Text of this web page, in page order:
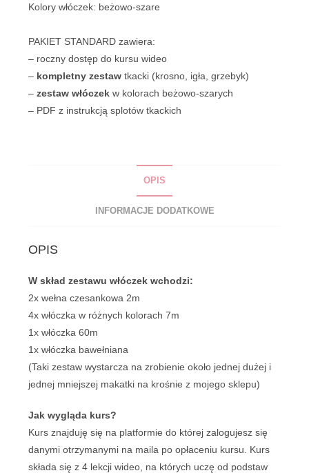
Kolory włóczek: beżowo-szare
PAKIET STANDARD zawiera:
– roczny dostęp do kursu wideo
– kompletny zestaw tkacki (krosno, igła, grzebyk)
–zestaw włóczekw kolorach beżowo-szarych
– PDF z instrukcją splotów tkackich
OPIS
INFORMACJE DODATKOWE
OPIS
W skład zestawu włóczek wchodzi:
2x wełna czesankowa 2m
4x włóczka w różnych kolorach 7m
1x włóczka 60m
1x włóczka bawełniana
(Taki zestaw wystarcza na zrobienie około jednej dużej i
jednej mniejszej makatki na krośnie z mojego sklepu)
Jak wygląda kurs?
Kurs znajduję się na platformie do której zalogujesz się
danymi otrzymanymi na maila po opłaceniu kursu. Kurs
składa się z 4 lekcji wideo, na których uczę od podstaw